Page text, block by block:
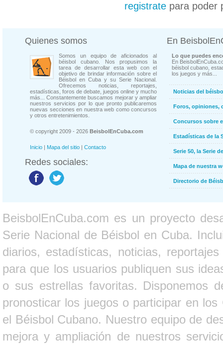
registrate para poder
Quienes somos
Somos un equipo de aficionados al
béisbol cubano. Nos propusimos la
tarea de desarrollar esta web con el
objetivo de brindar información sobre el
Béisbol en Cuba y su Serie Nacional.
Ofrecemos noticias, reportajes,
estadísticas, foros de debate, juegos online y mucho
más... Constantemente buscamos mejorar y ampliar
nuestros servicios por lo que pronto publicaremos
nuevas secciones en nuestra web como concursos
y otros entretenimientos.
© copyright 2009 - 2026 BeisbolEnCuba.com
Inicio | Mapa del sitio | Contacto
Redes sociales:
En
Lo que puedes
En
béisbol cubano,
los juegos y más...
Noticias del
Foros, opiniones,
Concursos sobre
Estadísticas de la
Serie 50, la Serie
Mapa de nuestra
Directorio de
BeisbolEnCuba.com es un proyecto
Serie Nacional de Béisbol en Cuba.
diarios, estadísticas, noticias,
para que los usuarios publiquen sus
o sus estrellas favoritas. Disponemos
pronosticar los juegos o participar en
el Béisbol Cubano. Nuestro equipo de
mejora y ampliación de nuestros